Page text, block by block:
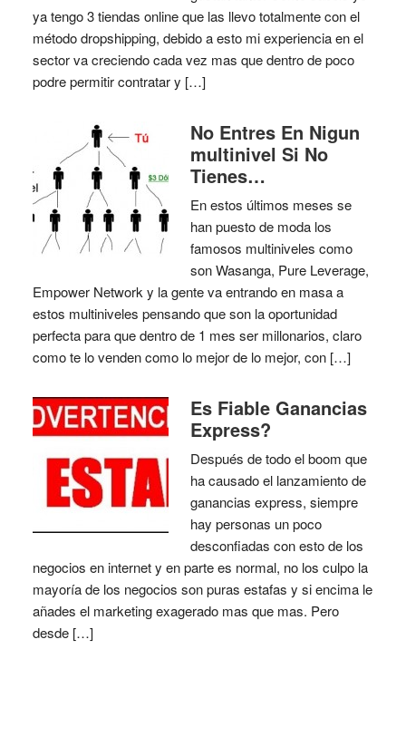
ya tengo 3 tiendas online que las llevo totalmente con el
método dropshipping, debido a esto mi experiencia en el
sector va creciendo cada vez mas que dentro de poco
podre permitir contratar y […]
No Entres En Nigun
multinivel Si No
Tienes…
En estos últimos meses se
han puesto de moda los
famosos multiniveles como
son Wasanga, Pure Leverage,
Empower Network y la gente va entrando en masa a
estos multiniveles pensando que son la oportunidad
perfecta para que dentro de 1 mes ser millonarios, claro
como te lo venden como lo mejor de lo mejor, con […]
Es Fiable Ganancias
Express?
Después de todo el boom que
ha causado el lanzamiento de
ganancias express, siempre
hay personas un poco
desconfiadas con esto de los
negocios en internet y en parte es normal, no los culpo la
mayoría de los negocios son puras estafas y si encima le
añades el marketing exagerado mas que mas. Pero
desde […]